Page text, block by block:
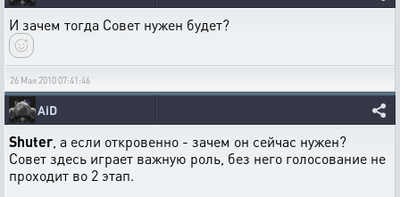
И зачем тогда Совет нужен будет?
26 Мая 2010 07:41:46
AiD
Shuter , а если откровенно - зачем он сейчас нужен?
Совет здесь играет важную роль, без него голосование не
проходит во 2 этап.